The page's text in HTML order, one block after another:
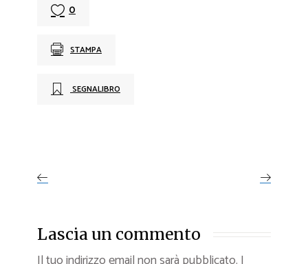
0
STAMPA
SEGNALIBRO
Lascia un commento